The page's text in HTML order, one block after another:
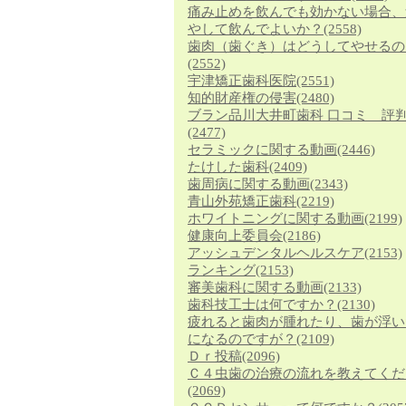
痛み止めを飲んでも効かない場合
やして飲んでよいか？ (2558)
歯肉（歯ぐき）はどうしてやせるの
(2552)
宇津矯正歯科医院(2551)
知的財産権の侵害(2480)
ブラン品川大井町歯科 口コミ 評判
(2477)
セラミックに関する動画(2446)
たけした歯科(2409)
歯周病に関する動画(2343)
青山外苑矯正歯科(2219)
ホワイトニングに関する動画(2199)
健康向上委員会(2186)
アッシュデンタルヘルスケア(2153)
ランキング(2153)
審美歯科に関する動画(2133)
歯科技工士は何ですか？ (2130)
疲れると歯肉が腫れたり、歯が浮い
になるのですが？ (2109)
Ｄｒ投稿(2096)
Ｃ４虫歯の治療の流れを教えてくだ
(2069)